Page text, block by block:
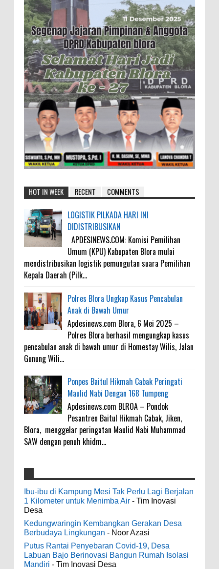
HOT IN WEEK RECENT COMMENTS
LOGISTIK PILKADA HARI INI
DIDISTRIBUSIKAN
APDESINEWS.COM: Komisi Pemilihan
Umum (KPU) Kabupaten Blora mulai
mendistribusikan logistik pemungutan suara Pemilihan
Kepala Daerah (Pilk...
Polres Blora Ungkap Kasus Pencabulan
Anak di Bawah Umur
Apdesinews.com Blora, 6 Mei 2025 –
Polres Blora berhasil mengungkap kasus
pencabulan anak di bawah umur di Homestay Wilis, Jalan
Gunung Wili...
Ponpes Baitul Hikmah Cabak Peringati
Maulid Nabi Dengan 168 Tumpeng
Apdesinews.com BLROA – Pondok
Pesantren Baitul Hikmah Cabak, Jiken,
Blora, menggelar peringatan Maulid Nabi Muhammad
SAW dengan penuh khidm...
Sambut HUT RI Ke-81 Kemerdekaan
Republik Indonesia Warga RT 03 RW 01
Kelurahan Kunden Gelar Jalan Santai
0
4000 Petani Hutan Blora Bakal Digelontor
Bantuan CSR Jumbo dan Bibit Ternak Gratis
0 8-4-2026
galateapacino:
3-6-2022
Men's Black Titanium Wedding Band -
The Ottawa SenatorsThe Men's Black titanium i
phone case Titanium Wedding Band is the
world's first dedicated wedding band how strong
is titanium for Wo...
Ibu-ibu di Kampung Mesi Tak Perlu Lagi Berjalan
1 Kilometer untuk Menimba Air - Tim Inovasi
Desa
Kedungwaringin Kembangkan Gerakan Desa
Berbudaya Lingkungan - Noor Azasi
Putus Rantai Penyebaran Covid-19, Desa
Labuan Bajo Berinovasi Bangun Rumah Isolasi
Mandiri - Tim Inovasi Desa